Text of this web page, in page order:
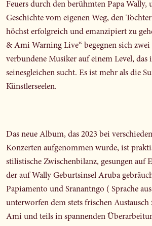
Feuers durch den berühmten Papa Wally,
Geschichte vom eigenen Weg, den
höchst erfolgreich und emanzipiert zu
& Ami Warning Live“ begegnen sich
verbundene Musiker auf einem Level, das
seinesgleichen sucht. Es ist mehr als die
Künstlerseelen.
Das neue Album, das 2023 bei
Konzerten aufgenommen wurde, ist
stilistische Zwischenbilanz, gesungen auf
der auf Wally Geburtsinsel Aruba
Papiamento und Sranantngo ( Sprache
unterworfen dem stets frischen
Ami und teils in spannenden